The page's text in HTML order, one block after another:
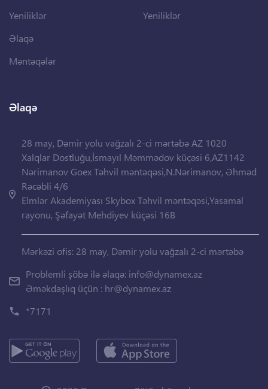
Yeniliklər
Əlaqə
Məntəqələr
Yeniliklər
Əlaqə
28 may, Dəmir yolu vağzalı 2-ci mərtəbə AZ 1020
Xalqlar Dostluğu,İsmayıl Məmmədov küçəsi 6,AZ1142
Nərimanov Goex Təhvil məntəqəsi,N.Nərimanov, Əhməd
Rəcəbli 4/6
Elmlər Akademiyası Skybox Təhvil məntəqəsi,Yasamal
rayonu, Şəfayət Mehdiyev küçəsi 16B
Mərkəzi ofis: 28 may, Dəmir yolu vağzalı 2-ci mərtəbə
Problemli şöbə ilə əlaqə: info@dynamex.az
Əməkdaşlıq üçün : hr@dynamex.az
*7171